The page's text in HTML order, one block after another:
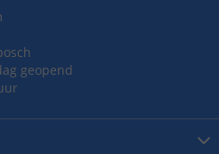
geopend